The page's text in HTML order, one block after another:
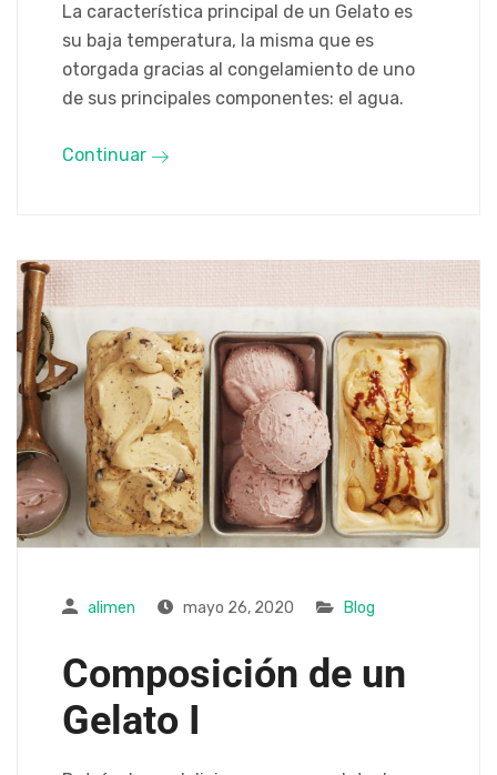
La característica principal de un Gelato es
su baja temperatura, la misma que es
otorgada gracias al congelamiento de uno
de sus principales componentes: el agua.
Continuar
alimen mayo 26, 2020 Blog
Composición de un
Gelato I